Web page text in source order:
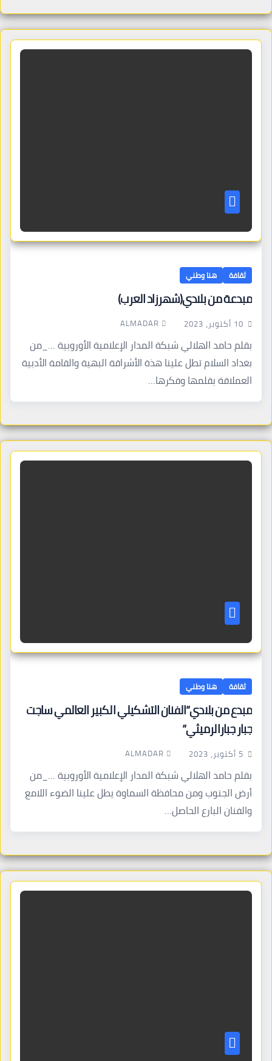
ثقافة هنا وطني
مبدعة من بلادي(شهرزاد العرب)
10 أكتوبر، 2023 ALMADAR
بقلم حامد الهلالي شبكة المدار الإعلامية الأوروبية …_من
بغداد السلام تطل علينا هذة الأشراقة البهية والقامة الأدبية
العملاقة بقلمها وفكرها…
ثقافة هنا وطني
مبدع من بلادي”الفنان التشكيلي الكبير العالمي ساجت
جبار جبارالرميثي”
5 أكتوبر، 2023 ALMADAR
بقلم حامد الهلالي شبكة المدار الإعلامية الأوروبية …_من
أرض الجنوب ومن محافظة السماوة يطل علينا الضوء اللامع
والفنان البارع الحاصل…